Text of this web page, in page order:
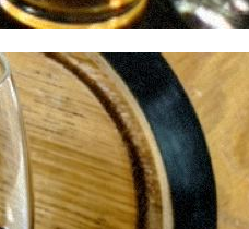
이금로
조회수 129 회 |
2022.09.07
나주/목포 탐방
이금로
조회수 145 회 |
2022.08.30